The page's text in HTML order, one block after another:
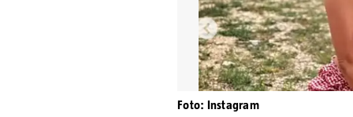
Foto: Instagram